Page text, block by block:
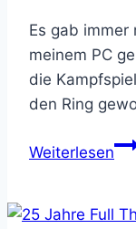
Es gab
meinem PC
die
den Ring
Weiterlesen